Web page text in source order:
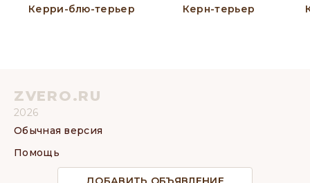
Керри-блю-терьер Керн-терьер
ZVERO.RU
2026
Обычная версия
Помощь